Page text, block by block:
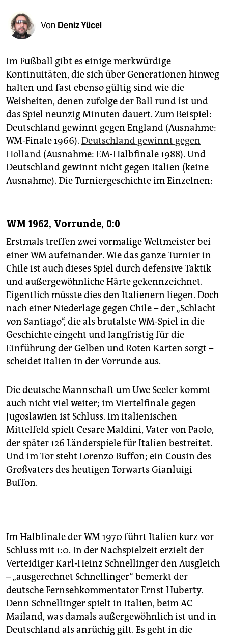
shop
fragen & hilfe
unterstützen
abo
genossenschaft
epaper login
Von Deniz Yücel
Im Fußball gibt es einige merkwürdige
Kontinuitäten, die sich über Generationen hinweg
halten und fast ebenso gültig sind wie die
Weisheiten, denen zufolge der Ball rund ist und
das Spiel neunzig Minuten dauert. Zum Beispiel:
Deutschland gewinnt gegen England (Ausnahme:
WM-Finale 1966). Deutschland gewinnt gegen
Holland (Ausnahme: EM-Halbfinale 1988). Und
Deutschland gewinnt nicht gegen Italien (keine
Ausnahme). Die Turniergeschichte im Einzelnen:
WM 1962, Vorrunde, 0:0
Erstmals treffen zwei vormalige Weltmeister bei
einer WM aufeinander. Wie das ganze Turnier in
Chile ist auch dieses Spiel durch defensive Taktik
und außergewöhnliche Härte gekennzeichnet.
Eigentlich müsste dies den Italienern liegen. Doch
nach einer Niederlage gegen Chile – der „Schlacht
von Santiago“, die als brutalste WM-Spiel in die
Geschichte eingeht und langfristig für die
Einführung der Gelben und Roten Karten sorgt –
scheidet Italien in der Vorrunde aus.
Die deutsche Mannschaft um Uwe Seeler kommt
auch nicht viel weiter; im Viertelfinale gegen
Jugoslawien ist Schluss. Im italienischen
Mittelfeld spielt Cesare Maldini, Vater von Paolo,
der später 126 Länderspiele für Italien bestreitet.
Und im Tor steht Lorenzo Buffon; ein Cousin des
Großvaters des heutigen Torwarts Gianluigi
Buffon.
Im Halbfinale der WM 1970 führt Italien kurz vor
Schluss mit 1:0. In der Nachspielzeit erzielt der
Verteidiger Karl-Heinz Schnellinger den Ausgleich
– „ausgerechnet Schnellinger“ bemerkt der
deutsche Fernsehkommentator Ernst Huberty.
Denn Schnellinger spielt in Italien, beim AC
Mailand, was damals außergewöhnlich ist und in
Deutschland als anrüchig gilt. Es geht in die